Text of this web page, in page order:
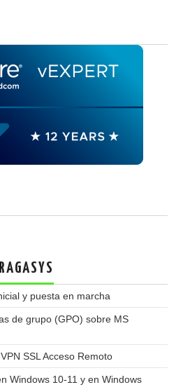
y puesta en marcha
de grupo (GPO) sobre MS
SSL Acceso Remoto
Windows 10-11 y en Windows